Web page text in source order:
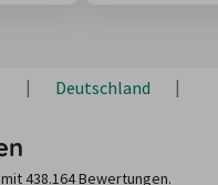
Deutschland
438.164 Bewertungen.